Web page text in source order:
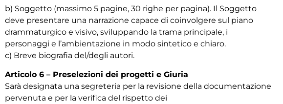
b) Soggetto (massimo 5 pagine, 30 righe per pagina). Il Soggetto
deve presentare una narrazione capace di coinvolgere sul piano
drammaturgico e visivo, sviluppando la trama principale, i
personaggi e l’ambientazione in modo sintetico e chiaro.
c) Breve biografia del/degli autori.
Articolo 6 – Preselezioni dei progetti e Giuria
Sarà designata una segreteria per la revisione della documentazione
pervenuta e per la verifica del rispetto dei